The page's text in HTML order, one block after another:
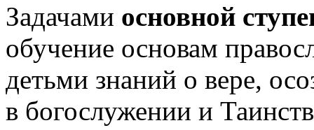
Задачами основной
обучение основам
детьми знаний o вере,
в богослужении и